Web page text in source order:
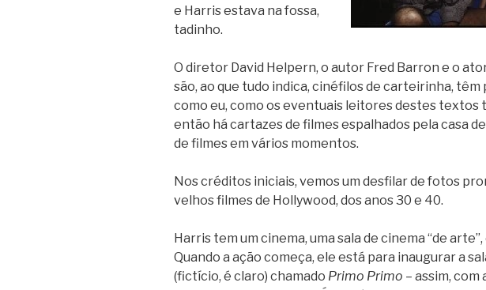
e Harris estava na fossa,
tadinho.
O diretor David Helpern, o autor Fred Barron e o
são, ao que tudo indica, cinéfilos de carteirinha, têm
como eu, como os eventuais leitores destes textos
então há cartazes de filmes espalhados pela casa
de filmes em vários momentos.
Nos créditos iniciais, vemos um desfilar de fotos
velhos filmes de Hollywood, dos anos 30 e 40.
Harris tem um cinema, uma sala de cinema “de
Quando a ação começa, ele está para inaugurar a
(fictício, é claro) chamado Primo Primo – assim, com